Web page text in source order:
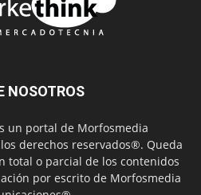
NOSOTROS
un portal de Morfosmedia
derechos reservados®. Queda
total o parcial de los contenidos
por escrito de Morfosmedia